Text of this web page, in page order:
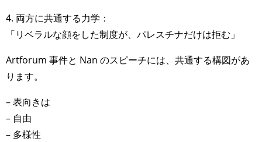
4. 両方に共通する力学：
「リベラルな顔をした制度が、パレスチナだけは拒む」
Artforum 事件と Nan のスピーチには、共通する構図があ
ります。
– 表向きは
– 自由
– 多様性